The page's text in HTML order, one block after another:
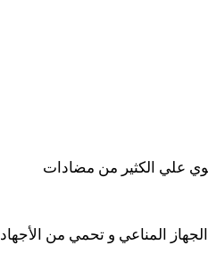
علي الكثير من مضادات
المناعي و تحمي من الأجهاد